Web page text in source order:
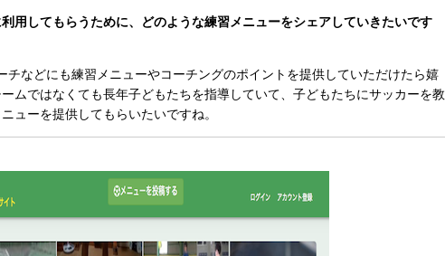
してもらうために、どのような練習メニューをシェアしていきたいです
などにも練習メニューやコーチングのポイントを提供していただけたら嬉
ムではなくても長年子どもたちを指導していて、子どもたちにサッカーを教
ューを提供してもらいたいですね。